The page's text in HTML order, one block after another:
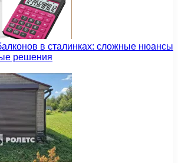
в сталинках: сложные нюансы
решения